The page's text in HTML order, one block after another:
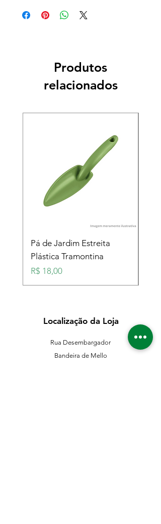
Produtos
relacionados
Pá de Jardim Estreita
Plástica Tramontina
Preço
R$ 18,00
Localização da Loja
Rua Desembargador
Bandeira de Mello